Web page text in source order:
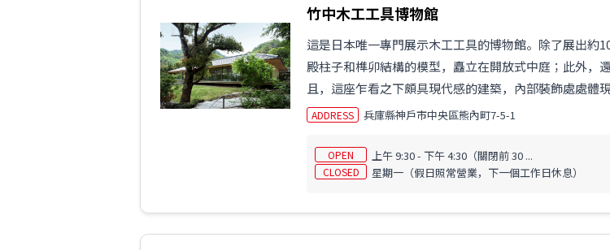
竹中木工工具博物館
這是日本唯一專門展示木工工具的博物館。除了展出約
殿柱子和榫卯結構的模型，矗立在開放式中庭；此外，
且，這座乍看之下頗具現代感的建築，內部裝飾處處體
ADDRESS 兵庫縣神戶市中央區熊內町7-5-1
OPEN 上午 9:30 - 下午 4:30（關閉前 30 ...
CLOSED 星期一（假日照常營業，下一個工作日休息）